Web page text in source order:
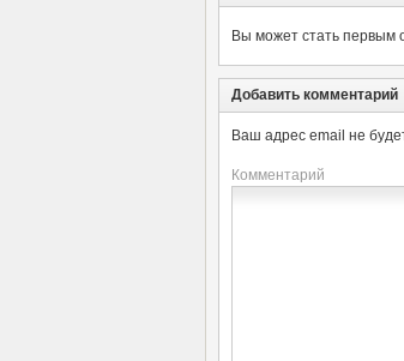
Вы может стать первым
Добавить комментарий
Ваш адрес email не
Комментарий